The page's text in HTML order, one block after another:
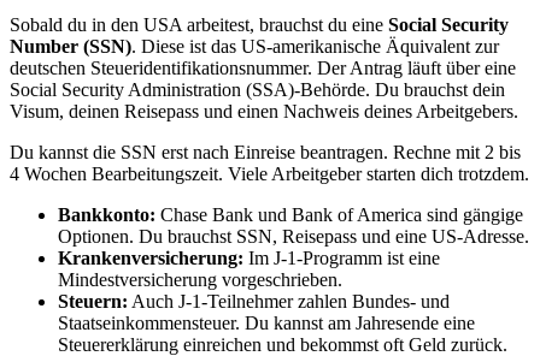
Sobald du in den USA arbeitest, brauchst du eine Social Security
Number (SSN). Diese ist das US-amerikanische Äquivalent zur
deutschen Steueridentifikationsnummer. Der Antrag läuft über eine
Social Security Administration (SSA)-Behörde. Du brauchst dein
Visum, deinen Reisepass und einen Nachweis deines Arbeitgebers.
Du kannst die SSN erst nach Einreise beantragen. Rechne mit 2 bis
4 Wochen Bearbeitungszeit. Viele Arbeitgeber starten dich trotzdem.
Bankkonto: Chase Bank und Bank of America sind gängige
Optionen. Du brauchst SSN, Reisepass und eine US-Adresse.
Krankenversicherung: Im J-1-Programm ist eine
Mindestversicherung vorgeschrieben.
Steuern: Auch J-1-Teilnehmer zahlen Bundes- und
Staatseinkommensteuer. Du kannst am Jahresende eine
Steuererklärung einreichen und bekommst oft Geld zurück.